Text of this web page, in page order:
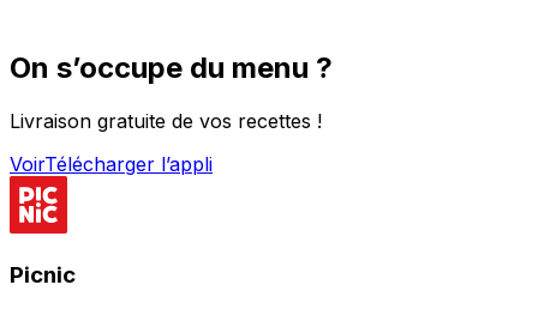
On s’occupe du menu ?
Livraison gratuite de vos recettes !
VoirTélécharger l’appli
Picnic